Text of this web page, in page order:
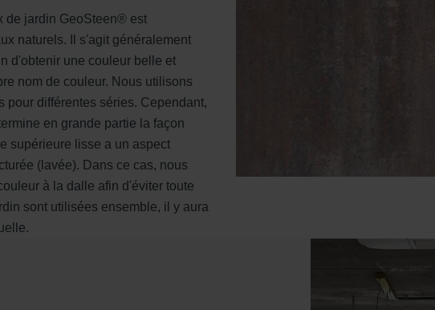
de jardin GeoSteen® est
naturels. Il s'agit généralement
d'obtenir une couleur belle et
nom de couleur. Nous utilisons
pour différentes séries. Cependant,
en grande partie la façon
supérieure lisse a un aspect
(lavée). Dans ce cas, nous
à la dalle afin d'éviter toute
sont utilisées ensemble, il y aura